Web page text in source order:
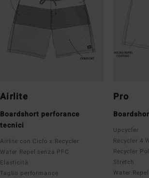
Airlite
Boardshort perforance
tecnici
Airlite con Ciclo x Recycler
Water Repel senza PFC
Elasticità
Taglio performance
Pro
Upcycler
Recycler 4
Recycler
Stretch
Water